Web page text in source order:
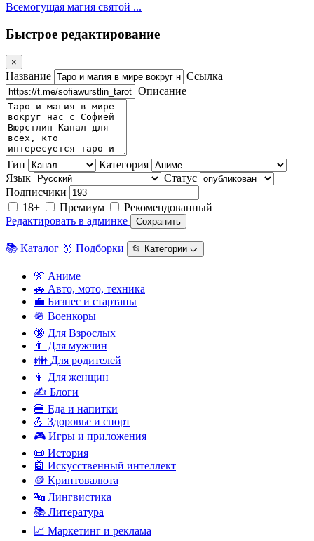
Всемогущая магия святой ...
Быстрое редактирование
×
Название
Ссылка
Описание
Тип
Категория
Язык
Статус
Подписчики
18+
Премиум
Рекомендованный
Редактировать в админке
Сохранить
📚 Каталог 🥇 Подборки 📂 Категории ᨆ
🎌 Аниме
🚗 Авто, мото, техника
💼 Бизнес и стартапы
🪖 Военкоры
🔞 Для Взрослых
👨 Для мужчин
👪 Для родителей
👩 Для женщин
✍️ Блоги
🍔 Еда и напитки
💪 Здоровье и спорт
🎮 Игры и приложения
📜 История
🤖 Искусственный интеллект
🪙 Криптовалюта
🔤 Лингвистика
📚 Литература
📈 Маркетинг и реклама